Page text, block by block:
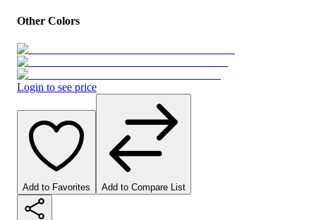
Other Colors
Login to see price
Add to Favorites Add to Compare List